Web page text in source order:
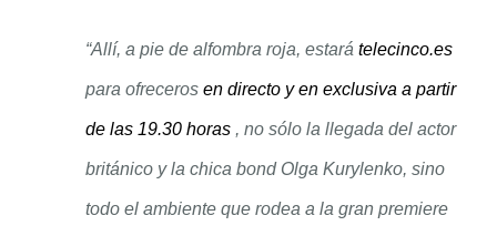
“Allí, a pie de alfombra roja, estarátelecinco.es
para ofrecerosen directo y en exclusiva a partir
de las 19.30 horas , no sólo la llegada del actor
británico y la chica bond Olga Kurylenko, sino
todo el ambiente que rodea a la gran premiere